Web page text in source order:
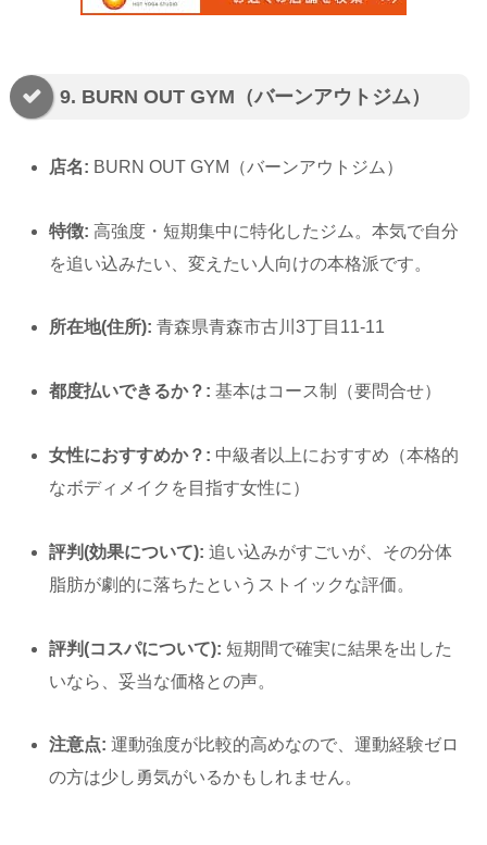
9. BURN OUT GYM（バーンアウトジム）
店名: BURN OUT GYM（バーンアウトジム）
特徴: 高強度・短期集中に特化したジム。本気で自分
を追い込みたい、変えたい人向けの本格派です。
所在地(住所): 青森県青森市古川3丁目11-11
都度払いできるか？: 基本はコース制（要問合せ）
女性におすすめか？: 中級者以上におすすめ（本格的
なボディメイクを目指す女性に）
評判(効果について): 追い込みがすごいが、その分体
脂肪が劇的に落ちたというストイックな評価。
評判(コスパについて): 短期間で確実に結果を出した
いなら、妥当な価格との声。
注意点: 運動強度が比較的高めなので、運動経験ゼロ
の方は少し勇気がいるかもしれません。